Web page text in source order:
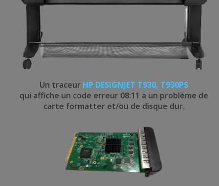
Un traceur HP DESIGNJET T930, T930PS
qui affiche un code erreur 08:11 a un problème de
carte formatter et/ou de disque dur.